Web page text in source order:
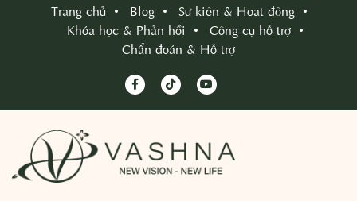
Trang chủ Blog
Sự kiện & Hoạt động
Khóa học & Phản hồi
Công cụ hỗ trợ
Chẩn đoán & Hỗ trợ